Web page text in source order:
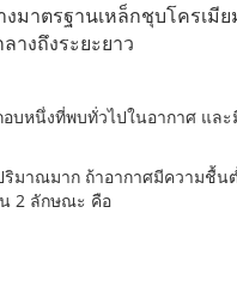
าตรฐานเหล็กชุบโครเมี
างถึงระยะยาว
บหนึ่งที่พบทั่วไปในอากาศ แล
มาณมาก ถ้าอากาศมีความชื้
2 ลักษณะ คือ